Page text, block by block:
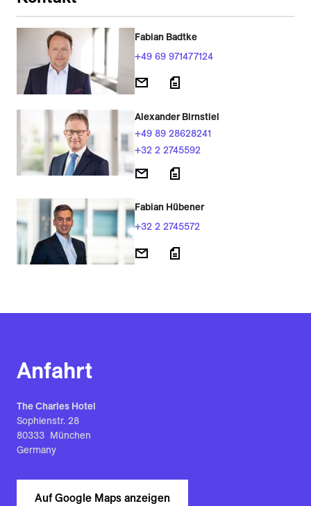
Fabian Badtke
+49 69 971477124
Alexander Birnstiel
+49 89 28628241
+32 2 2745592
Fabian Hübener
+32 2 2745572
Anfahrt
The Charles Hotel
Sophienstr. 28
80333 München
Germany
Auf Google Maps anzeigen